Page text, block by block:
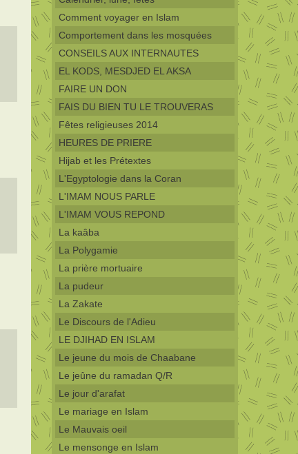
Comment voyager en Islam
Comportement dans les mosquées
CONSEILS AUX INTERNAUTES
EL KODS, MESDJED EL AKSA
FAIRE UN DON
FAIS DU BIEN TU LE TROUVERAS
Fêtes religieuses 2014
HEURES DE PRIERE
Hijab et les Prétextes
L'Egyptologie dans la Coran
L'IMAM NOUS PARLE
L'IMAM VOUS REPOND
La kaâba
La Polygamie
La prière mortuaire
La pudeur
La Zakate
Le Discours de l'Adieu
LE DJIHAD EN ISLAM
Le jeune du mois de Chaabane
Le jeûne du ramadan Q/R
Le jour d'arafat
Le mariage en Islam
Le Mauvais oeil
Le mensonge en Islam